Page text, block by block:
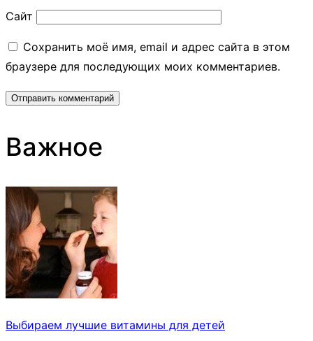
Сайт
Сохранить моё имя, email и адрес сайта в этом
браузере для последующих моих комментариев.
Важное
Выбираем лучшие витамины для детей